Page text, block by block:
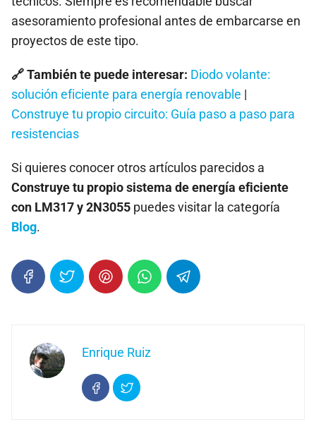
asesoramiento profesional antes de embarcarse en
proyectos de este tipo.
🔗 También te puede interesar: Diodo volante:
solución eficiente para energía renovable |
Construye tu propio circuito: Guía paso a paso para
resistencias
Si quieres conocer otros artículos parecidos a
Construye tu propio sistema de energía eficiente
con LM317 y 2N3055 puedes visitar la categoría
Blog.
Enrique Ruiz